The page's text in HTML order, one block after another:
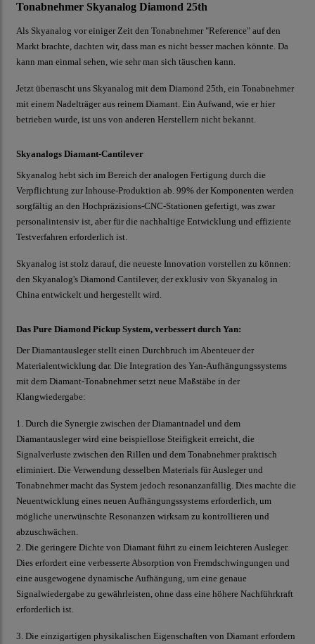
Tonabnehmer Skyanalog Diamond 25th
Als Skyanalog vor einiger Zeit den Tonabnehmer "Reference" auf den
Markt brachte, dachten wir, dass man es nicht besser machen könnte. Da
kann man einmal sehen, wie sehr man sich täuschen kann.
Jetzt überrascht uns Skyanalog mit dem Diamond 25th, ein Tonabnehmer
mit einem Nadelträger aus reinem Diamant. Ein Aufwand, wie er hier
betrieben wurde, ist uns von anderen Herstellern nicht bekannt.
Skyanalogs Diamant-Cantilever
Skyanalog hebt sich im Bereich der analogen Fertigung durch die
Verpflichtung zur Inhouse-Produktion ab. 99% der Komponenten werden
sorgfältig an den Hochpräzisions-CNC-Stationen gefertigt, was zwar
personalintensiv ist, aber für die nachhaltige Entwicklung und effiziente
Testverfahren erforderlich ist.
Skyanalog ist stolz darauf, die neueste Innovation vorstellen zu können:
den Skyanalog's Diamond Cantilever, der exklusiv von Skyanalog in
China entwickelt und hergestellt wird.
Das Pure Diamond Pickup System, verbessert durch Yan:
Der Diamantausleger stellt einen Durchbruch im Abenteuer der
Materialentwicklung dar. Die Integration des Yan-Aufhängungssystems
mit dem Diamant-Tonabnehmer setzt neue Maßstäbe in der
Klangwiedergabe:
1. Durch die Synergie zwischen der Diamantnadel und dem
Diamantausleger wird eine beispiellose Steifigkeit erreicht, die
Signalverluste zwischen den Rillen und dem Tonabnehmer praktisch
eliminiert. Die Verwendung desselben Materials für Ausleger und
Tonabnehmer macht das System jedoch resonanzanfällig. Dies machte die
Neuentwicklung eines neuen Aufhängungssystems erforderlich, um
mögliche unerwünschte Resonanzen wirksam zu kontrollieren und
abzuschwächen.
2. Die geringere Dichte von Diamant führt zu einem leichteren Ausleger.
Dies erfordert eine verbesserte Absorption von Fremdschwingungen und
eine ausgewogene dynamische Aufhängung, um eine genaue
Signalwiedergabe zu gewährleisten, ohne dass eine höhere Nachführkraft
erforderlich ist.
3. Die einzigartigen physikalischen Eigenschaften von Diamant erfordern